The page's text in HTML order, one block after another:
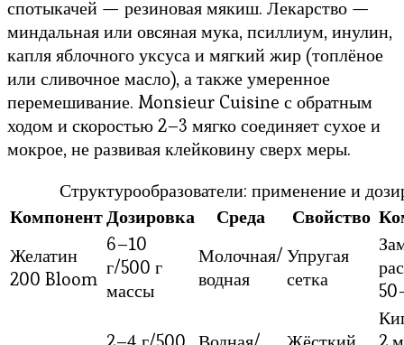
спотыкачей — резиновая мякиш. Лекарство —
миндальная или овсяная мука, псиллиум, инулин,
капля яблочного уксуса и мягкий жир (топлёное
или сливочное масло), а также умеренное
перемешивание. Monsieur Cuisine с обратным
ходом и скоростью 2–3 мягко соединяет сухое и
мокрое, не развивая клейковину сверх меры.
Структурообразователи: применение и
КомпонентДозировка Среда Свойство
Желатин
200 Bloom
6–10
г/500 г
массы
Молочная/
водная
Упругая
сетка